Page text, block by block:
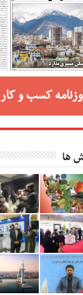
کسب و کار
ها